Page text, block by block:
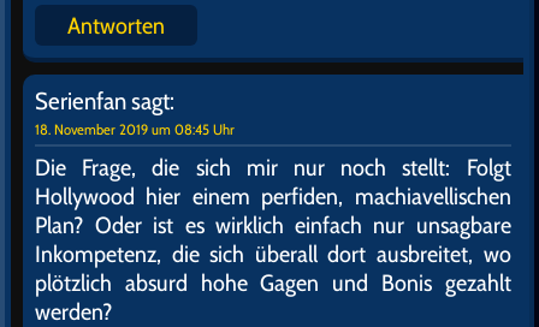
Antworten
Serienfansagt:
18. November 2019 um 08:45 Uhr
Die Frage, die sich mir nur noch stellt: Folgt
Hollywood hier einem perfiden, machiavellischen
Plan? Oder ist es wirklich einfach nur unsagbare
Inkompetenz, die sich überall dort ausbreitet, wo
plötzlich absurd hohe Gagen und Bonis gezahlt
werden?